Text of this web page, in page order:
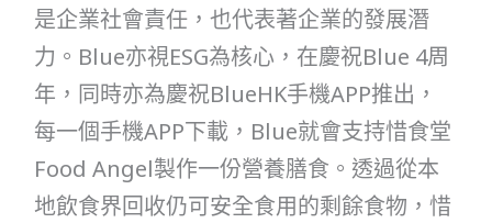
是企業社會責任，也代表著企業的發展潛
力。Blue亦視ESG為核心，在慶祝Blue 4周
年，同時亦為慶祝BlueHK手機APP推出，
每一個手機APP下載，Blue就會支持惜食堂
Food Angel製作一份營養膳食。透過從本
地飲食界回收仍可安全食用的剩餘食物，惜